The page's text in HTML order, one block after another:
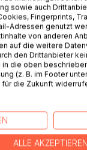
in eine
aus
sowie auch
Fingerprints,
Adressen genutzt
von anderen
auf die weitere
den Drittanbieter
die oben
(z. B. im Footer
die Zukunft
ALLE AKZEPTIEREN